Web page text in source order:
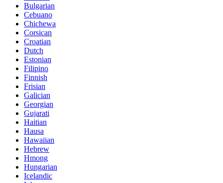
Bulgarian
Cebuano
Chichewa
Corsican
Croatian
Dutch
Estonian
Filipino
Finnish
Frisian
Galician
Georgian
Gujarati
Haitian
Hausa
Hawaiian
Hebrew
Hmong
Hungarian
Icelandic